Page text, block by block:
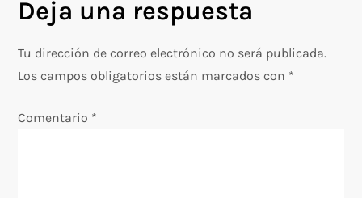
g
a
c
i
Deja una respuesta
Tu dirección de correo electrónico no será publicada.
Los campos obligatorios están marcados con *
Comentario *